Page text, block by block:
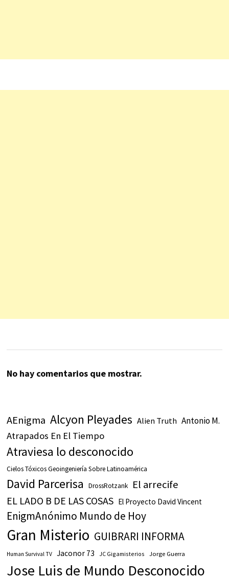
No hay comentarios que mostrar.
AEnigma Alcyon Pleyades Alien Truth Antonio M.
Atrapados En El Tiempo
Atraviesa lo desconocido
Cielos Tóxicos Geoingeniería Sobre Latinoamérica
David Parcerisa DrossRotzank El arrecife
EL LADO B DE LAS COSAS El Proyecto David Vincent
EnigmAnónimo Mundo de Hoy
Gran Misterio GUIBRARI INFORMA
Human Survival TV Jaconor 73 JC Gigamisterios Jorge Guerra
Jose Luis de Mundo Desconocido